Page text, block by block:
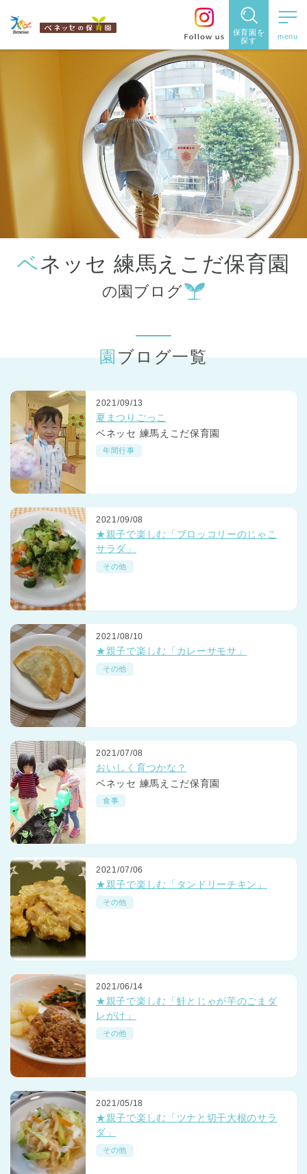
保育園を
探す
保育園を探す
住所・駅
名から探
す
都道府県
から探す
ベネッセ 練馬えこだ保育園
の園ブログ
園ブログ一覧
2021/09/13
夏まつりごっこ
ベネッセ 練馬えこだ保育園
年間行事
2021/09/08
★親子で楽しむ「ブロッコリーのじゃこ
サラダ」
その他
2021/08/10
★親子で楽しむ「カレーサモサ」
その他
2021/07/08
おいしく育つかな？
ベネッセ 練馬えこだ保育園
食事
2021/07/06
★親子で楽しむ「タンドリーチキン」
その他
2021/06/14
★親子で楽しむ「鮭とじゃが芋のごまダ
レがけ」
その他
2021/05/18
★親子で楽しむ「ツナと切干大根のサラ
ダ」
その他